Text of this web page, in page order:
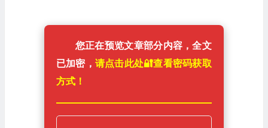
您正在预览文章部分内容，全文
已加密， 请点击此处🔐️查看密码获取
方式！